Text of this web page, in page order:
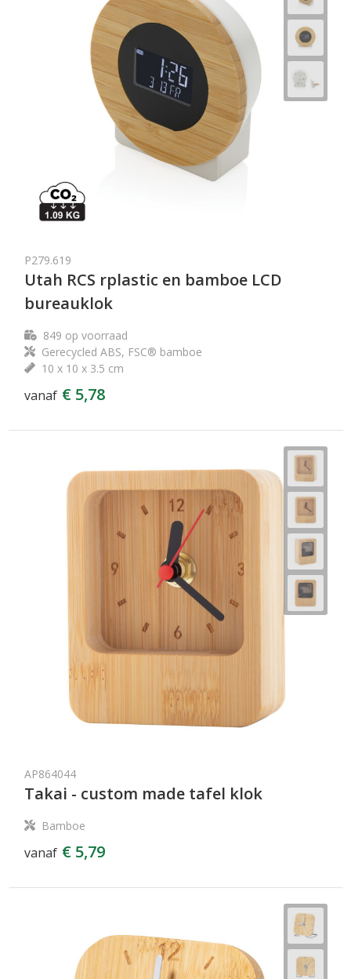
P279.619
Utah RCS rplastic en bamboe LCD
bureauklok
849 op voorraad
Gerecycled ABS, FSC® bamboe
10 x 10 x 3.5 cm
vanaf € 5,78
AP864044
Takai - custom made tafel klok
Bamboe
vanaf € 5,79